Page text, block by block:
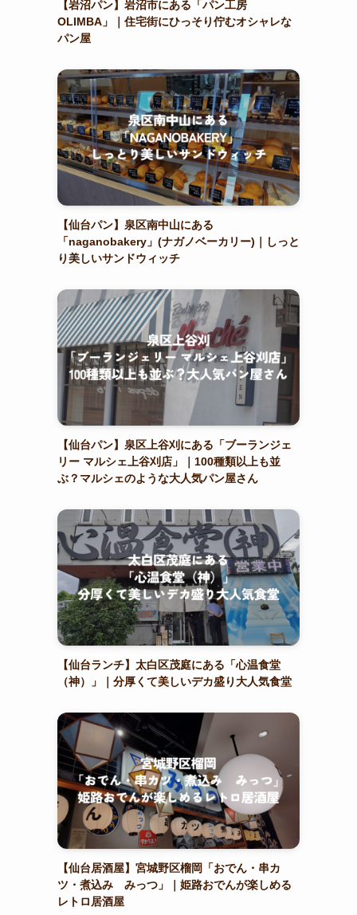
【岩沼パン】岩沼市にある「パン工房
OLIMBA」｜住宅街にひっそり佇むオシャレな
パン屋
【仙台パン】泉区南中山にある
「naganobakery」(ナガノベーカリー)｜しっと
り美しいサンドウィッチ
【仙台パン】泉区上谷刈にある「ブーランジェ
リー マルシェ上谷刈店」｜100種類以上も並
ぶ？マルシェのような大人気パン屋さん
【仙台ランチ】太白区茂庭にある「心温食堂
（神）」｜分厚くて美しいデカ盛り大人気食堂
【仙台居酒屋】宮城野区榴岡「おでん・串カ
ツ・煮込み みっつ」｜姫路おでんが楽しめる
レトロ居酒屋